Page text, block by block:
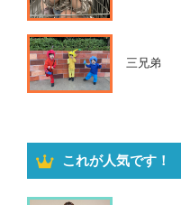
三兄弟
これが人気です！